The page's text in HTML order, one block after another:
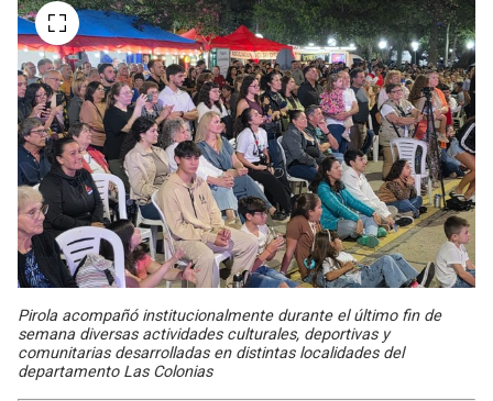
Pirola acompañó institucionalmente durante el último fin de
semana diversas actividades culturales, deportivas y
comunitarias desarrolladas en distintas localidades del
departamento Las Colonias